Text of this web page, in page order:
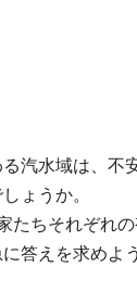
汽水域は、不
ょうか。
たちそれぞれ
答えを求めよ